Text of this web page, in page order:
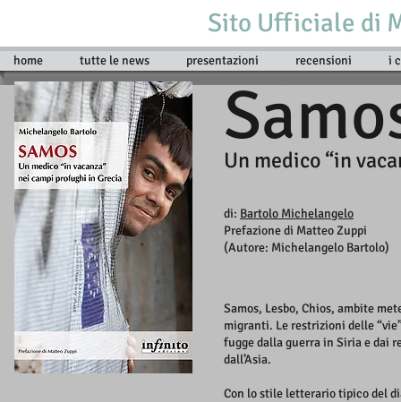
Sito Ufficiale di
Un medico “in
di: Bartolo Michelangelo
Prefazione di Matteo Zuppi
(Autore: Michelangelo Bartolo)
Samos, Lesbo, Chios, ambite
migranti. Le restrizioni delle
fugge dalla guerra in Siria e dai
dall’Asia.
Con lo stile letterario tipico del
home tutte le news presentazioni recensioni i